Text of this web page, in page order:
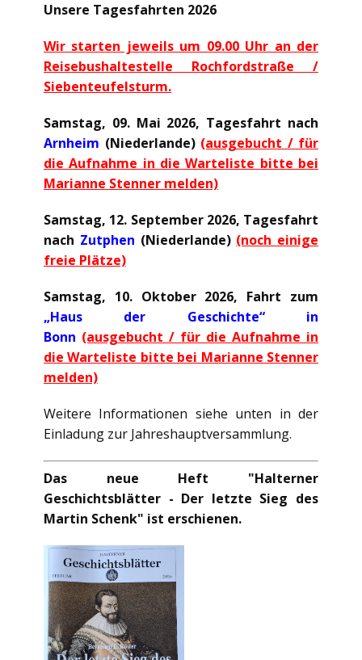
Unsere Tagesfahrten 2026
Wir starten jeweils um 09.00 Uhr an der
Reisebushaltestelle Rochfordstraße /
Siebenteufelsturm.
Samstag, 09. Mai 2026, Tagesfahrt nach
Arnheim (Niederlande) (ausgebucht / für
die Aufnahme in die Warteliste bitte bei
Marianne Stenner melden)
Samstag, 12. September 2026, Tagesfahrt
nach Zutphen (Niederlande) (noch einige
freie Plätze)
Samstag, 10. Oktober 2026, Fahrt zum
„Haus der Geschichte“ in
Bonn (ausgebucht / für die Aufnahme in
die Warteliste bitte bei Marianne Stenner
melden)
Weitere Informationen siehe unten in der
Einladung zur Jahreshauptversammlung.
Das neue Heft "Halterner
Geschichtsblätter - Der letzte Sieg des
Martin Schenk" ist erschienen.